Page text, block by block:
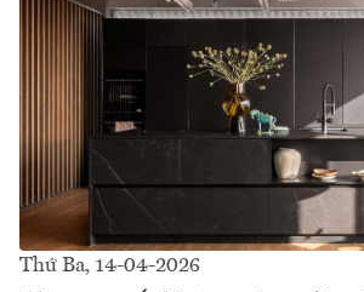
Thứ Ba, 14-04-2026